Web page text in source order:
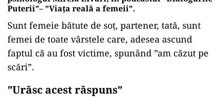
Puterii”–”Viața reală a femeii”.
Sunt femeie bătute de soț, partener, tată, sunt
femei de toate vârstele care, adesea ascund
faptul că au fost victime, spunând ”am căzut pe
scări”.
”Urăsc acest răspuns”